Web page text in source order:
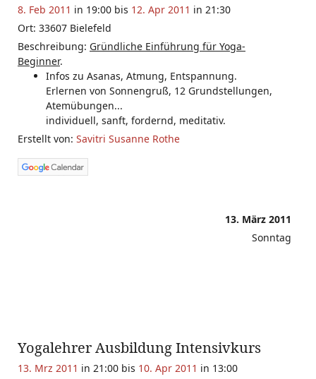
8. Feb 2011 in 19:00 bis 12. Apr 2011 in 21:30
Ort: 33607 Bielefeld
Beschreibung: Gründliche Einführung für Yoga-
Beginner.
Infos zu Asanas, Atmung, Entspannung.
Erlernen von Sonnengruß, 12 Grundstellungen,
Atemübungen...
individuell, sanft, fordernd, meditativ.
Erstellt von: Savitri Susanne Rothe
13. März 2011
Sonntag
Yogalehrer Ausbildung Intensivkurs
13. Mrz 2011 in 21:00 bis 10. Apr 2011 in 13:00